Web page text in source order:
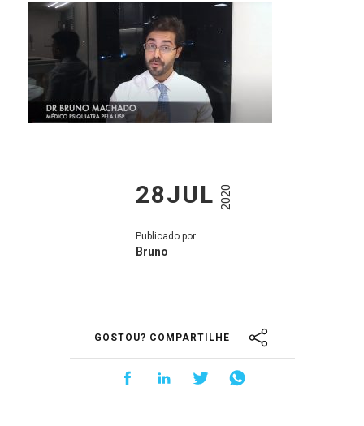
28JUL 2020
Publicado por
Bruno
GOSTOU? COMPARTILHE